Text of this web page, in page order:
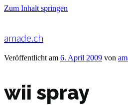
Zum Inhalt springen
amade.ch
Veröffentlicht am 6. April 2009 von
wii spray